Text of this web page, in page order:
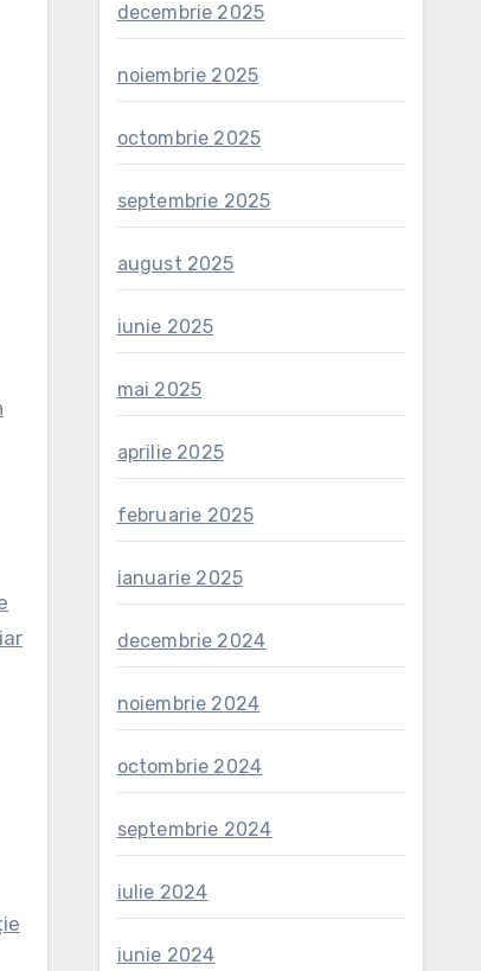
decembrie 2025
noiembrie 2025
octombrie 2025
septembrie 2025
august 2025
iunie 2025
mai 2025
aprilie 2025
februarie 2025
ianuarie 2025
decembrie 2024
noiembrie 2024
octombrie 2024
septembrie 2024
iulie 2024
iunie 2024